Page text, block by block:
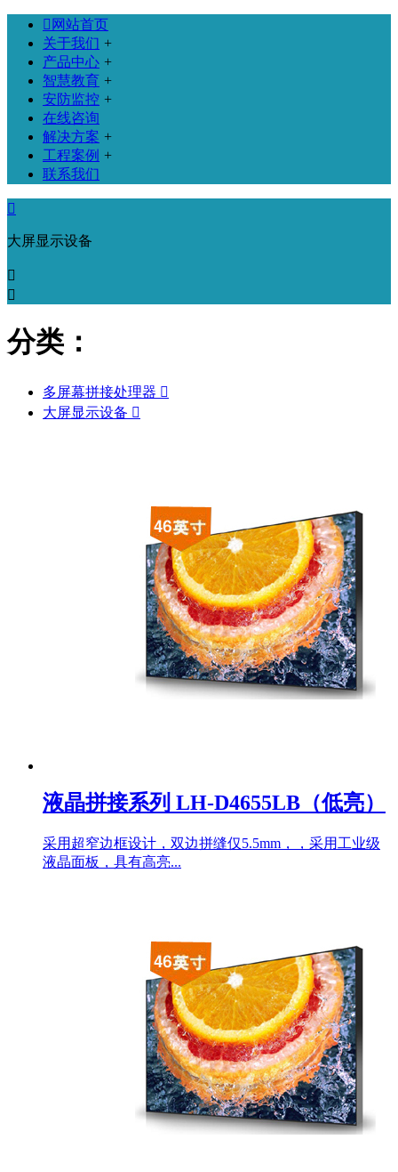
 网站首页
关于我们 +
产品中心 +
智慧教育 +
安防监控 +
在线咨询
解决方案 +
工程案例 +
联系我们

大屏显示设备


分类：
多屏幕拼接处理器 
大屏显示设备 
液晶拼接系列 LH-D4655LB（低亮）
采用超窄边框设计，双边拼缝仅5.5mm，，采用工业级
液晶面板，具有高亮...